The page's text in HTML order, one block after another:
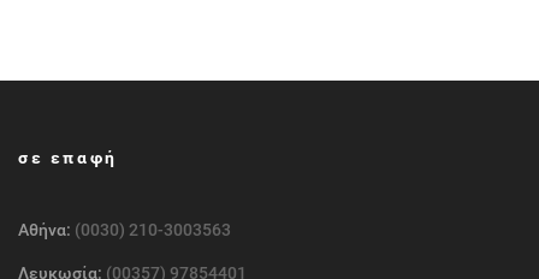
σε επαφή
Αθήνα: (0030) 210-3003563
Λευκωσία: (00357) 97854401